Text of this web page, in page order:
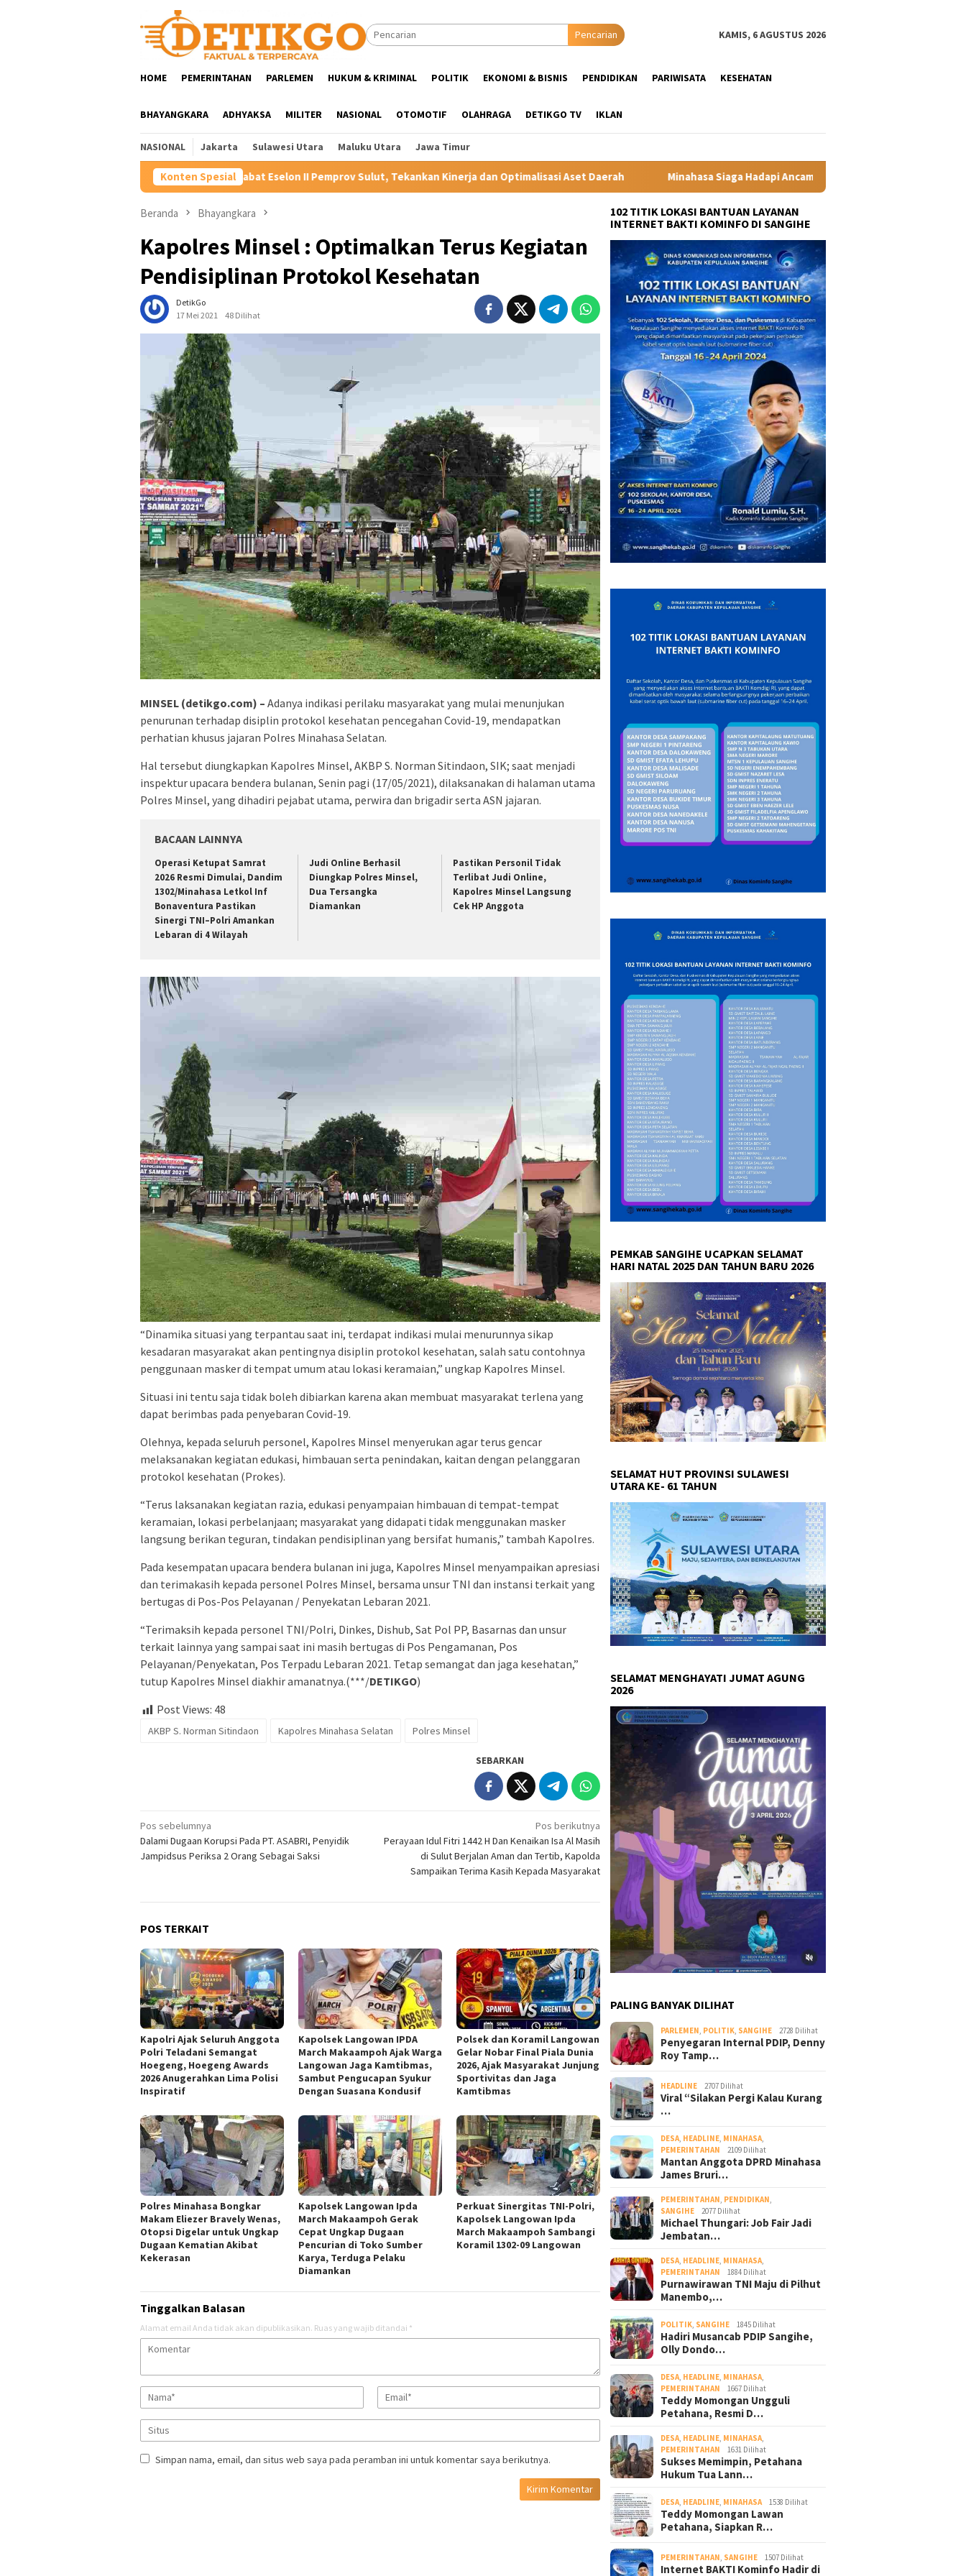
Pencarian KAMIS, 6 AGUSTUS 2026
HOME PEMERINTAHAN PARLEMEN HUKUM & KRIMINAL POLITIK EKONOMI & BISNIS PENDIDIKAN PARIWISATA KESEHATAN
BHAYANGKARA ADHYAKSA MILITER NASIONAL OTOMOTIF OLAHRAGA DETIKGO TV IKLAN
NASIONAL Jakarta Sulawesi Utara Maluku Utara Jawa Timur
Konten Spesial
YSK Rotasi Tiga Pejabat Eselon II Pemprov Sulut, Tekankan Kinerja dan Optimalisasi Aset Daerah Minahasa Siaga Hadapi Ancaman El Nino, Bupati Robby Dondokambey Pimpin Apel
Beranda Bhayangkara
Kapolres Minsel : Optimalkan Terus Kegiatan
Pendisiplinan Protokol Kesehatan
DetikGo
17 Mei 2021
48 Dilihat
MINSEL (detikgo.com) – Adanya indikasi perilaku masyarakat yang mulai menunjukan
penurunan terhadap disiplin protokol kesehatan pencegahan Covid-19, mendapatkan
perhatian khusus jajaran Polres Minahasa Selatan.
Hal tersebut diungkapkan Kapolres Minsel, AKBP S. Norman Sitindaon, SIK; saat menjadi
inspektur upacara bendera bulanan, Senin pagi (17/05/2021), dilaksanakan di halaman utama
Polres Minsel, yang dihadiri pejabat utama, perwira dan brigadir serta ASN jajaran.
BACAAN LAINNYA
Operasi Ketupat Samrat
2026 Resmi Dimulai, Dandim
1302/Minahasa Letkol Inf
Bonaventura Pastikan
Sinergi TNI–Polri Amankan
Lebaran di 4 Wilayah
Judi Online Berhasil
Diungkap Polres Minsel,
Dua Tersangka
Diamankan
Pastikan Personil Tidak
Terlibat Judi Online,
Kapolres Minsel Langsung
Cek HP Anggota
“Dinamika situasi yang terpantau saat ini, terdapat indikasi mulai menurunnya sikap
kesadaran masyarakat akan pentingnya disiplin protokol kesehatan, salah satu contohnya
penggunaan masker di tempat umum atau lokasi keramaian,” ungkap Kapolres Minsel.
Situasi ini tentu saja tidak boleh dibiarkan karena akan membuat masyarakat terlena yang
dapat berimbas pada penyebaran Covid-19.
Olehnya, kepada seluruh personel, Kapolres Minsel menyerukan agar terus gencar
melaksanakan kegiatan edukasi, himbauan serta penindakan, kaitan dengan pelanggaran
protokol kesehatan (Prokes).
“Terus laksanakan kegiatan razia, edukasi penyampaian himbauan di tempat-tempat
keramaian, lokasi perbelanjaan; masyarakat yang didapati tidak menggunakan masker
langsung berikan teguran, tindakan pendisiplinan yang bersifat humanis,” tambah Kapolres.
Pada kesempatan upacara bendera bulanan ini juga, Kapolres Minsel menyampaikan apresiasi
dan terimakasih kepada personel Polres Minsel, bersama unsur TNI dan instansi terkait yang
bertugas di Pos-Pos Pelayanan / Penyekatan Lebaran 2021.
“Terimaksih kepada personel TNI/Polri, Dinkes, Dishub, Sat Pol PP, Basarnas dan unsur
terkait lainnya yang sampai saat ini masih bertugas di Pos Pengamanan, Pos
Pelayanan/Penyekatan, Pos Terpadu Lebaran 2021. Tetap semangat dan jaga kesehatan,”
tutup Kapolres Minsel diakhir amanatnya.(***/DETIKGO)
Post Views: 48
AKBP S. Norman Sitindaon Kapolres Minahasa Selatan Polres Minsel
SEBARKAN
Navigasi
pos
Pos sebelumnya
Dalami Dugaan Korupsi Pada PT. ASABRI, Penyidik
Jampidsus Periksa 2 Orang Sebagai Saksi
Pos berikutnya
Perayaan Idul Fitri 1442 H Dan Kenaikan Isa Al Masih
di Sulut Berjalan Aman dan Tertib, Kapolda
Sampaikan Terima Kasih Kepada Masyarakat
POS TERKAIT
Kapolri Ajak Seluruh Anggota
Polri Teladani Semangat
Hoegeng, Hoegeng Awards
2026 Anugerahkan Lima Polisi
Inspiratif
Kapolsek Langowan IPDA
March Makaampoh Ajak Warga
Langowan Jaga Kamtibmas,
Sambut Pengucapan Syukur
Dengan Suasana Kondusif
Polsek dan Koramil Langowan
Gelar Nobar Final Piala Dunia
2026, Ajak Masyarakat Junjung
Sportivitas dan Jaga
Kamtibmas
Polres Minahasa Bongkar
Makam Eliezer Bravely Wenas,
Otopsi Digelar untuk Ungkap
Dugaan Kematian Akibat
Kekerasan
Kapolsek Langowan Ipda
March Makaampoh Gerak
Cepat Ungkap Dugaan
Pencurian di Toko Sumber
Karya, Terduga Pelaku
Diamankan
Perkuat Sinergitas TNI-Polri,
Kapolsek Langowan Ipda
March Makaampoh Sambangi
Koramil 1302-09 Langowan
Tinggalkan Balasan
Alamat email Anda tidak akan dipublikasikan. Ruas yang wajib ditandai *
Simpan nama, email, dan situs web saya pada peramban ini untuk komentar saya berikutnya.
102 TITIK LOKASI BANTUAN LAYANAN
INTERNET BAKTI KOMINFO DI SANGIHE
PEMKAB SANGIHE UCAPKAN SELAMAT
HARI NATAL 2025 DAN TAHUN BARU 2026
SELAMAT HUT PROVINSI SULAWESI
UTARA KE- 61 TAHUN
SELAMAT MENGHAYATI JUMAT AGUNG
2026
PALING BANYAK DILIHAT
PARLEMEN, POLITIK, SANGIHE 2728 Dilihat
Penyegaran Internal PDIP, Denny
Roy Tamp…
HEADLINE 2707 Dilihat
Viral “Silakan Pergi Kalau Kurang
…
DESA, HEADLINE, MINAHASA,
PEMERINTAHAN
2109 Dilihat
Mantan Anggota DPRD Minahasa
James Bruri…
PEMERINTAHAN, PENDIDIKAN,
SANGIHE
2077 Dilihat
Michael Thungari: Job Fair Jadi
Jembatan…
DESA, HEADLINE, MINAHASA,
PEMERINTAHAN
1884 Dilihat
Purnawirawan TNI Maju di Pilhut
Manembo,…
POLITIK, SANGIHE 1845 Dilihat
Hadiri Musancab PDIP Sangihe,
Olly Dondo…
DESA, HEADLINE, MINAHASA,
PEMERINTAHAN
1667 Dilihat
Teddy Momongan Ungguli
Petahana, Resmi D…
DESA, HEADLINE, MINAHASA,
PEMERINTAHAN
1631 Dilihat
Sukses Memimpin, Petahana
Hukum Tua Lann…
DESA, HEADLINE, MINAHASA 1538 Dilihat
Teddy Momongan Lawan
Petahana, Siapkan R…
PEMERINTAHAN, SANGIHE 1507 Dilihat
Internet BAKTI Kominfo Hadir di